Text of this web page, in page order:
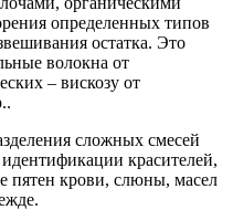
определенных типов
остатка. Это
волокна от
– вискозу от
.
сложных смесей
красителей,
пятен крови, слюны, масел